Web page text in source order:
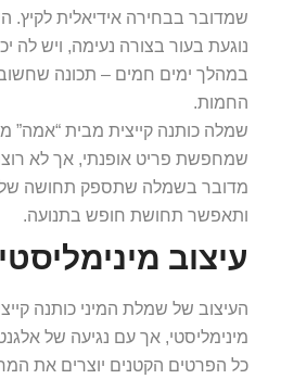
שמדובר בבחירה אידיאלית לקיץ.
נוגעת בעור בצורה נעימה, ויש לה
במהלך ימים חמים – תכונה
החמות.
שמלה כותנה קייצית מבית “אמה”
שמחפשת פריט אופנתי, אך לא
מדובר בשמלה שתספק תחושה של
ותאפשר תחושת חופש בתנועה.
עיצוב
מינימליסטי, אך עם נגיעה של
כל הפרטים הקטנים יוצרים את